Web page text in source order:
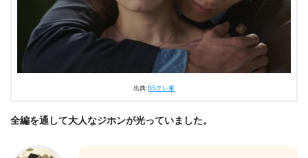
出典: BSテレ東
全編を通して大人なジホンが光っていました。